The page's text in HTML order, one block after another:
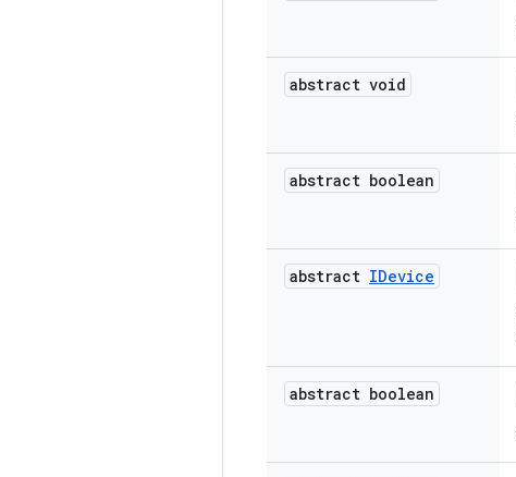
abstract void
abstract boolean
abstract IDevice
abstract boolean